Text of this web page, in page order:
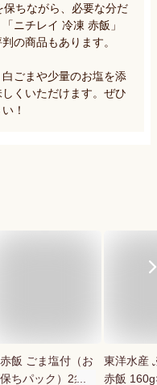
ちながら、必要な分だ
ニチレイ 冷凍 赤飯」
の商品もあります。
ごまや少量のお塩を添
くいただけます。ぜひ
！
飯 ごま塩付（お
ちパック）2袋
東洋水産
赤飯